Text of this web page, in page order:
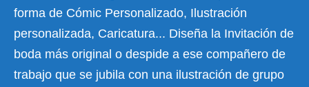
forma de Cómic Personalizado, Ilustración
personalizada, Caricatura... Diseña la Invitación de
boda más original o despide a ese compañero de
trabajo que se jubila con una ilustración de grupo